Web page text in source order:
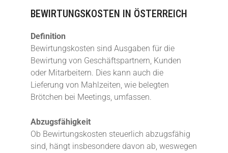
BEWIRTUNGSKOSTEN IN ÖSTERREICH
Definition
Bewirtungskosten sind Ausgaben für die
Bewirtung von Geschäftspartnern, Kunden
oder Mitarbeitern. Dies kann auch die
Lieferung von Mahlzeiten, wie belegten
Brötchen bei Meetings, umfassen.
Abzugsfähigkeit
Ob Bewirtungskosten steuerlich abzugsfähig
sind, hängt insbesondere davon ab, weswegen